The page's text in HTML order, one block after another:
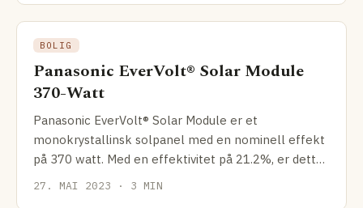
BOLIG
Panasonic EverVolt® Solar Module
370-Watt
Panasonic EverVolt® Solar Module er et
monokrystallinsk solpanel med en nominell effekt
på 370 watt. Med en effektivitet på 21.2%, er dette
solpanelet
27. MAI 2023 · 3 MIN